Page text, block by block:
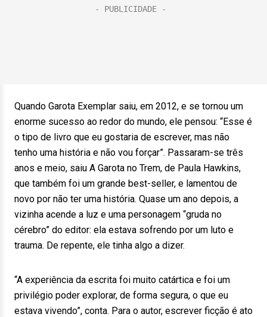
Quando Garota Exemplar saiu, em 2012, e se tornou um
enorme sucesso ao redor do mundo, ele pensou: “Esse é
o tipo de livro que eu gostaria de escrever, mas não
tenho uma história e não vou forçar”. Passaram-se três
anos e meio, saiu A Garota no Trem, de Paula Hawkins,
que também foi um grande best-seller, e lamentou de
novo por não ter uma história. Quase um ano depois, a
vizinha acende a luz e uma personagem “gruda no
cérebro” do editor: ela estava sofrendo por um luto e
trauma. De repente, ele tinha algo a dizer.
“A experiência da escrita foi muito catártica e foi um
privilégio poder explorar, de forma segura, o que eu
estava vivendo”, conta. Para o autor, escrever ficção é ato